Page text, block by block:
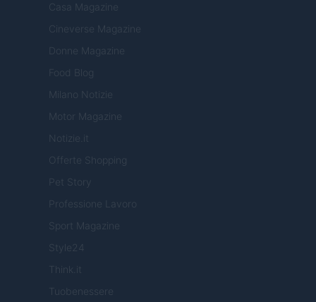
Casa Magazine
Cineverse Magazine
Donne Magazine
Food Blog
Milano Notizie
Motor Magazine
Notizie.it
Offerte Shopping
Pet Story
Professione Lavoro
Sport Magazine
Style24
Think.it
Tuobenessere